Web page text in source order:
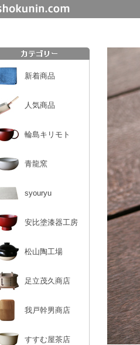
新着商品
人気商品
輪島キリモト
青龍窯
syouryu
安比塗漆器工房
松山陶工場
足立茂久商店
我戸幹男商店
すすむ屋茶店